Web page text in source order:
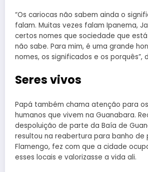
“Os cariocas não sabem ainda o
falam. Muitas vezes falam Ipanema,
certos nomes que sociedade que
não sabe. Para mim, é uma grande
nomes, os significados e os porquês”,
Seres vivos
Papá também chama atenção para
humanos que vivem na Guanabara.
despoluição de parte da Baía de
resultou na reabertura para banho de
Flamengo, fez com que a cidade
esses locais e valorizasse a vida ali.